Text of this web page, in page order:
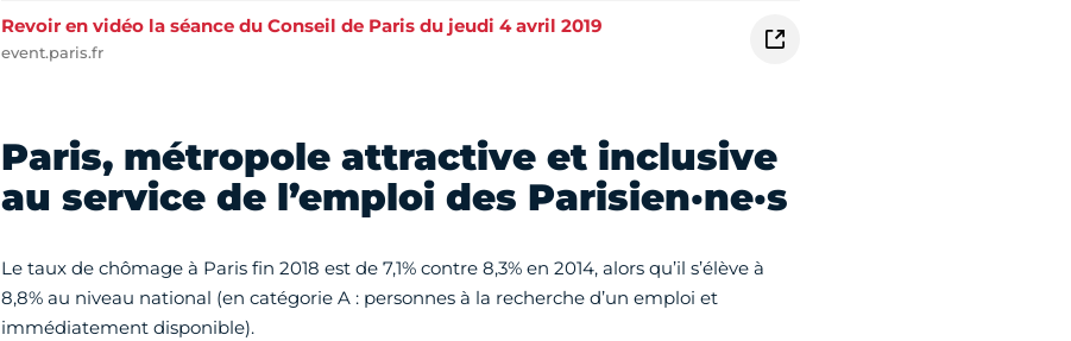
Revoir en vidéo la séance du Conseil de Paris du jeudi 4 avril 2019
event.paris.fr
Paris, métropole attractive et inclusive
au service de l’emploi des Parisien·ne·s
Le taux de chômage à Paris fin 2018 est de 7,1% contre 8,3% en 2014, alors qu’il s’élève à
8,8% au niveau national (en catégorie A : personnes à la recherche d’un emploi et
immédiatement disponible).